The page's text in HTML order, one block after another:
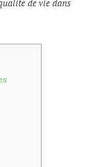
de vie dans